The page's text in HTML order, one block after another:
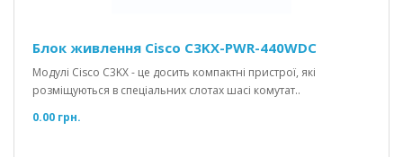
Блок живлення Cisco C3KX-PWR-440WDC
Модулі Cisco C3KX - це досить компактні пристрої, які
розміщуються в спеціальних слотах шасі комутат..
0.00 грн.